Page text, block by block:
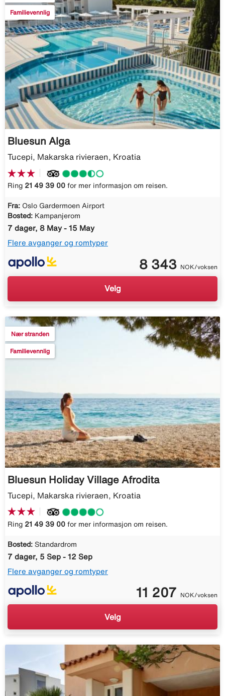
Familievennlig
Bluesun Alga
Tucepi, Makarska rivieraen, Kroatia
Ring 21 49 39 00 for mer informasjon om reisen.
Fra: Oslo Gardermoen Airport
Bosted: Kampanjerom
7 dager, 8 May - 15 May
Flere avganger og romtyper
8 343 NOK/voksen
Velg
Nær stranden
Familievennlig
Bluesun Holiday Village Afrodita
Tucepi, Makarska rivieraen, Kroatia
Ring 21 49 39 00 for mer informasjon om reisen.
Bosted: Standardrom
7 dager, 5 Sep - 12 Sep
Flere avganger og romtyper
11 207 NOK/voksen
Velg